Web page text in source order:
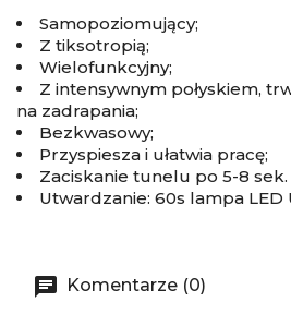
Samopoziomujący;
Z tiksotropią;
Wielofunkcyjny;
Z intensywnym połyskiem,
na zadrapania;
Bezkwasowy;
Przyspiesza i ułatwia pracę;
Zaciskanie tunelu po 5-8 sek.
Utwardzanie: 60s lampa LED
Komentarze (0)